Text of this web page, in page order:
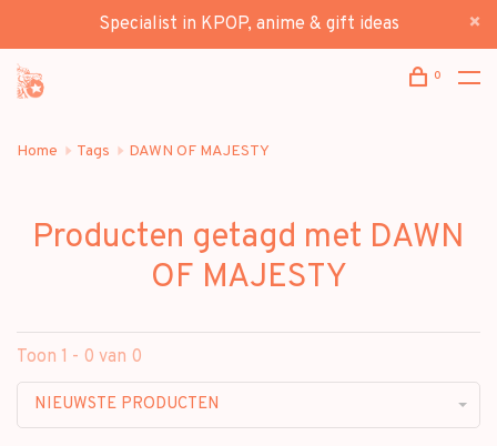
Specialist in KPOP, anime & gift ideas
0
Home Tags DAWN OF MAJESTY
Producten getagd met DAWN
OF MAJESTY
Toon 1 - 0 van 0
NIEUWSTE PRODUCTEN